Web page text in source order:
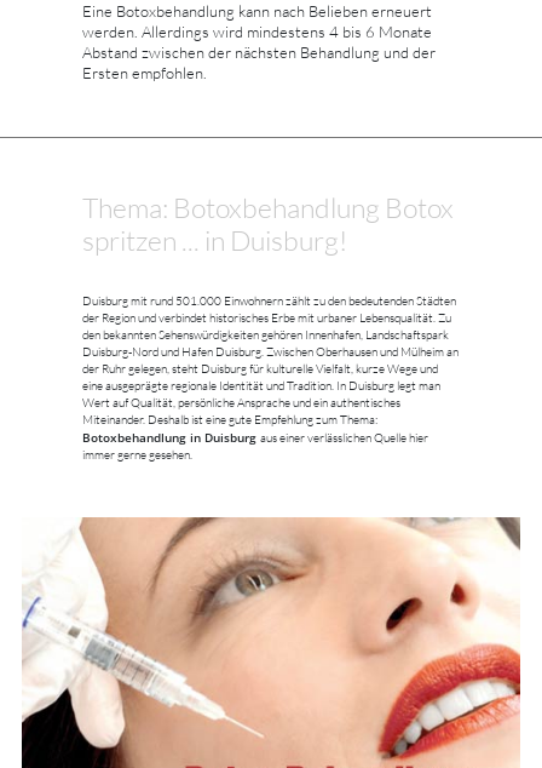
Eine Botoxbehandlung kann nach Belieben erneuert
werden. Allerdings wird mindestens 4 bis 6 Monate
Abstand zwischen der nächsten Behandlung und der
Ersten empfohlen.
Thema: Botoxbehandlung Botox
spritzen ... in Duisburg!
Duisburg mit rund 501.000 Einwohnern zählt zu den bedeutenden Städten
der Region und verbindet historisches Erbe mit urbaner Lebensqualität. Zu
den bekannten Sehenswürdigkeiten gehören Innenhafen, Landschaftspark
Duisburg-Nord und Hafen Duisburg. Zwischen Oberhausen und Mülheim an
der Ruhr gelegen, steht Duisburg für kulturelle Vielfalt, kurze Wege und
eine ausgeprägte regionale Identität und Tradition. In Duisburg legt man
Wert auf Qualität, persönliche Ansprache und ein authentisches
Miteinander. Deshalb ist eine gute Empfehlung zum Thema:
Botoxbehandlung in Duisburg aus einer verlässlichen Quelle hier
immer gerne gesehen.